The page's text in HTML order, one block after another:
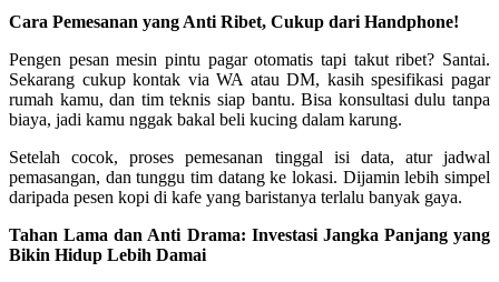
Cara Pemesanan yang Anti Ribet, Cukup dari Handphone!
Pengen pesan mesin pintu pagar otomatis tapi takut ribet? Santai.
Sekarang cukup kontak via WA atau DM, kasih spesifikasi pagar
rumah kamu, dan tim teknis siap bantu. Bisa konsultasi dulu tanpa
biaya, jadi kamu nggak bakal beli kucing dalam karung.
Setelah cocok, proses pemesanan tinggal isi data, atur jadwal
pemasangan, dan tunggu tim datang ke lokasi. Dijamin lebih simpel
daripada pesen kopi di kafe yang baristanya terlalu banyak gaya.
Tahan Lama dan Anti Drama: Investasi Jangka Panjang yang
Bikin Hidup Lebih Damai